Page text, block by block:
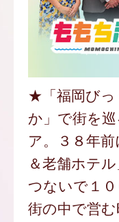
★「福岡びっ
か」で街を
ア。３８年
＆老舗ホテ
つないで１
街の中で営